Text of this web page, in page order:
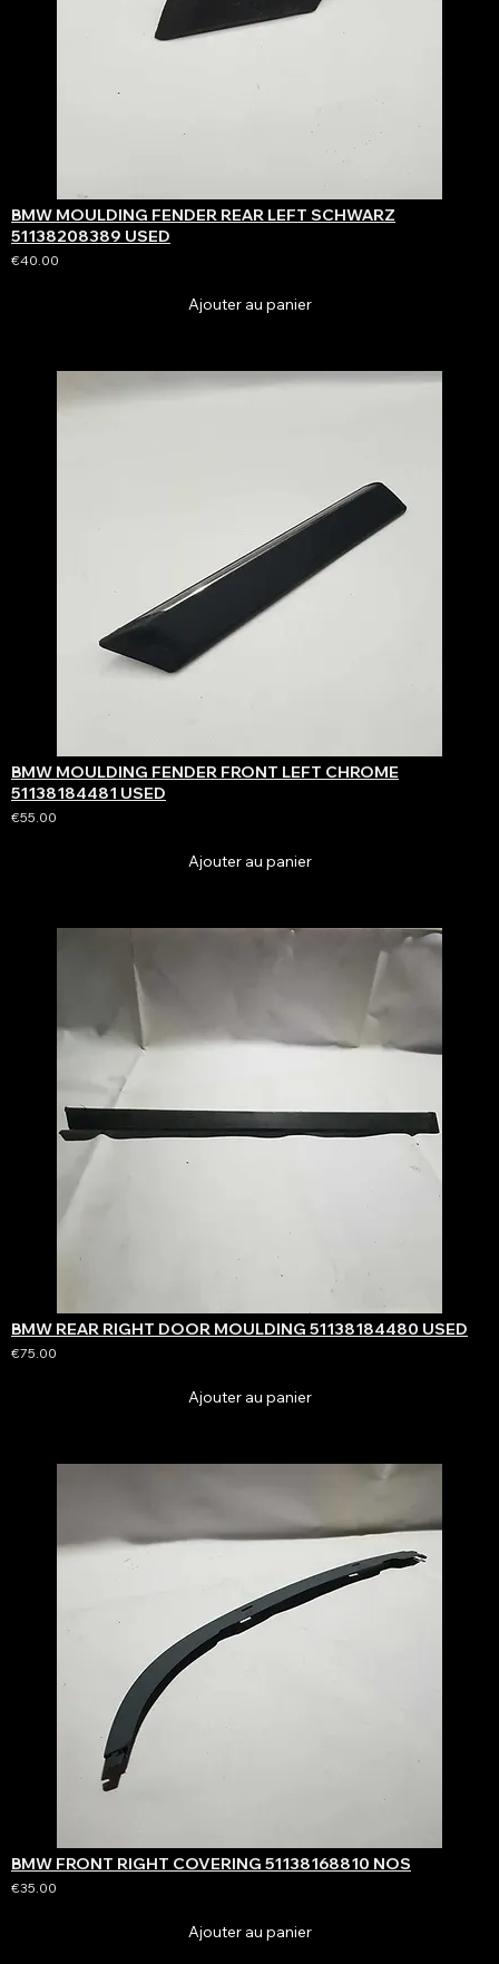
BMW MOULDING FENDER REAR LEFT SCHWARZ
51138208389 USED
€40.00
Ajouter au panier
BMW MOULDING FENDER FRONT LEFT CHROME
51138184481 USED
€55.00
Ajouter au panier
BMW REAR RIGHT DOOR MOULDING 51138184480 USED
€75.00
Ajouter au panier
BMW FRONT RIGHT COVERING 51138168810 NOS
€35.00
Ajouter au panier